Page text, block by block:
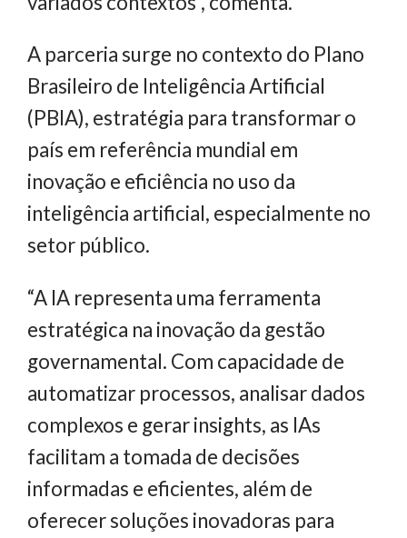
A parceria surge no contexto do Plano
Brasileiro de Inteligência Artificial
(PBIA), estratégia para transformar o
país em referência mundial em
inovação e eficiência no uso da
inteligência artificial, especialmente no
setor público.
“A IA representa uma ferramenta
estratégica na inovação da gestão
governamental. Com capacidade de
automatizar processos, analisar dados
complexos e gerar insights, as IAs
facilitam a tomada de decisões
informadas e eficientes, além de
oferecer soluções inovadoras para